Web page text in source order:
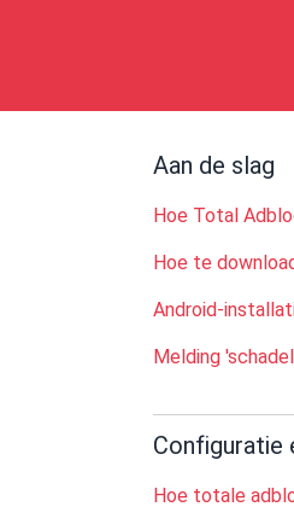
Aan de slag
Hoe Total
Hoe te
Android-
Melding
Configuratie
Hoe totale